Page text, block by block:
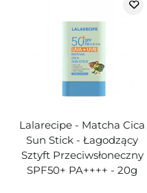
Lalarecipe - Matcha Cica
Sun Stick - Łagodzący
Sztyft Przeciwsłoneczny
SPF50+ PA++++ - 20g